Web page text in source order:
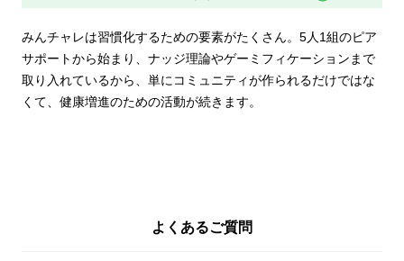
みんチャレは習慣化するための要素がたくさん。5人1組のピア
サポートから始まり、ナッジ理論やゲーミフィケーションまで
取り入れているから、単にコミュニティが作られるだけではな
くて、健康増進のための活動が続きます。
よくあるご質問